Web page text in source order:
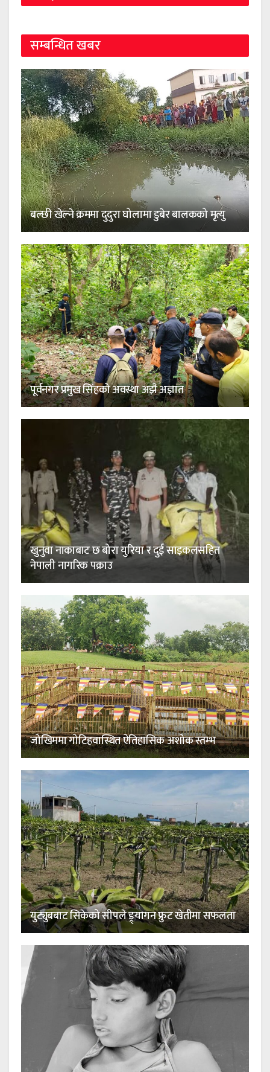
सम्बन्धित खबर
बल्छी खेल्ने क्रममा दुदुरा घोलामा डुबेर बालकको मृत्यु
पूर्वनगर प्रमुख सिंहको अवस्था अझै अज्ञात
खुनुवा नाकाबाट छ बोरा युरिया र दुई साइकलसहित
नेपाली नागरिक पक्राउ
जोखिममा गोटिहवास्थित ऐतिहासिक अशोक स्तम्भ
युट्युबबाट सिकेको सीपले ड्र्यागन फ्रुट खेतीमा सफलता